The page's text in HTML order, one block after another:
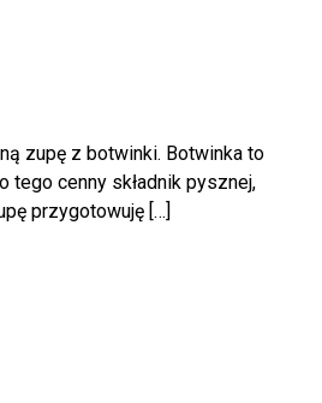
zupę z botwinki. Botwinka to
tego cenny składnik pysznej,
przygotowuję […]